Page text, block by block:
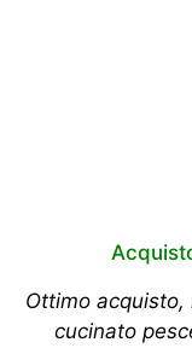
Ottimo
cucinato